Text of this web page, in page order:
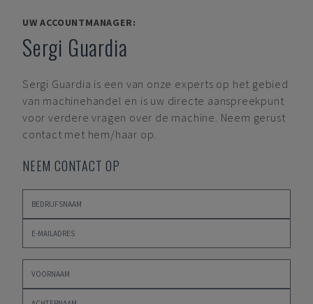
UW ACCOUNTMANAGER:
Sergi Guardia
Sergi Guardia is een van onze experts op het gebied
van machinehandel en is uw directe aanspreekpunt
voor verdere vragen over de machine. Neem gerust
contact met hem/haar op.
NEEM CONTACT OP